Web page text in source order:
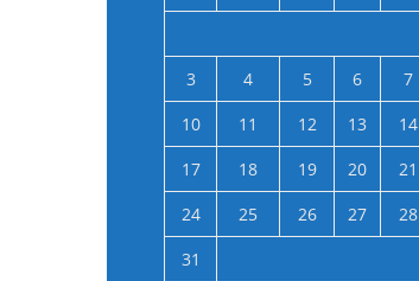
3
4 5 6 7
10
11 12 13 14
17
18 19 20 21
24
25 26 27 28
31